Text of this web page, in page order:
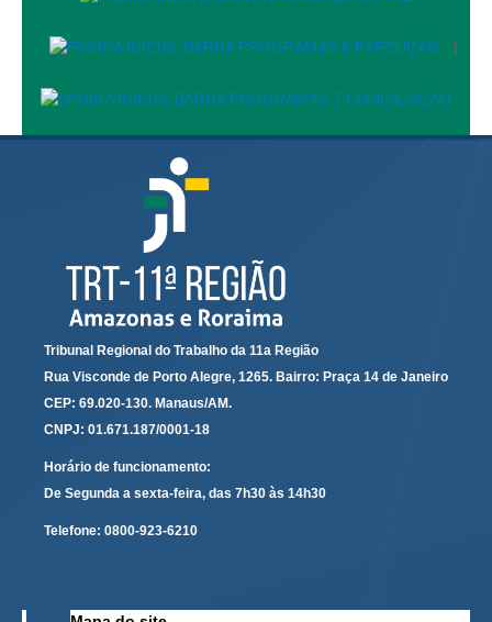
Glossário
Consulta de Pautas
Audiências e Sessões
Calendário das Sessões da 1ª Turma 2026
Calendário de Sessões da 2ª Turma - 2026
Calendário das Sessões da 3ª Turma 2026
Calendário das Sessões do Pleno e Especializadas 2026
Cadastro de Peritos, Tradutores e Intérpretes
Calendários
Calendário Geral
Calendário de Eventos
|
Tribunal Regional do Trabalho da 11a Região
Rua Visconde de Porto Alegre, 1265. Bairro: Praça 14 de Janeiro
CEP: 69.020-130. Manaus/AM.
CNPJ: 01.671.187/0001-18
Horário de funcionamento:
De Segunda a sexta-feira, das 7h30 às 14h30
Telefone: 0800-923-6210